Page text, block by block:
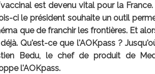
est devenu vital pour la
ci le président souhaite un outil
que de franchir les frontières. Et
Qu'est-ce que l'AOKpass ?
Bedu, le chef de produit de
l'AOKpass.